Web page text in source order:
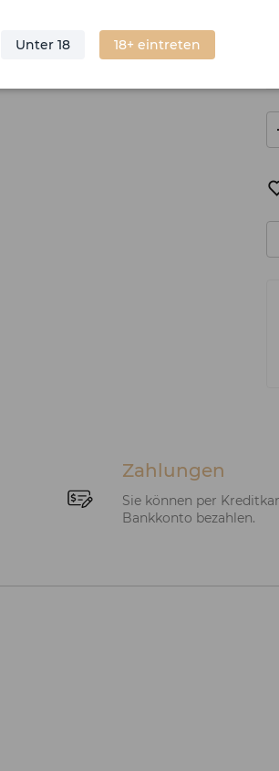
Zahlungen
Sie können per
Bankkonto bezahlen.
Unter 18 18+ eintreten